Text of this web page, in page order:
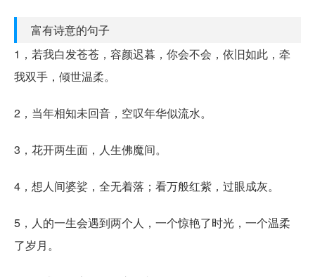
富有诗意的句子
1，若我白发苍苍，容颜迟暮，你会不会，依旧如此，牵
我双手，倾世温柔。
2，当年相知未回音，空叹年华似流水。
3，花开两生面，人生佛魔间。
4，想人间婆娑，全无着落；看万般红紫，过眼成灰。
5，人的一生会遇到两个人，一个惊艳了时光，一个温柔
了岁月。